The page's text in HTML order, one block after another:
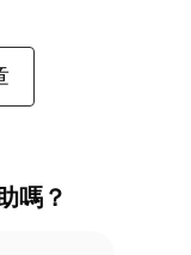
嗎？